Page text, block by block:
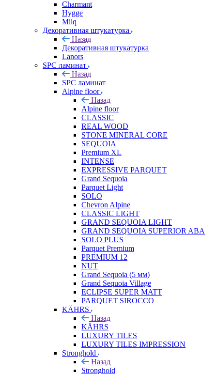
Charmant
Hygge
Milq
Декоративная штукатурка
Назад
Декоративная штукатурка
Lanors
SPC ламинат
Назад
SPC ламинат
Alpine floor
Назад
Alpine floor
CLASSIC
REAL WOOD
STONE MINERAL CORE
SEQUOIA
Premium XL
INTENSE
EXPRESSIVE PARQUET
Grand Sequoia
Parquet Light
SOLO
Chevron Alpine
CLASSIC LIGHT
GRAND SEQUOIA LIGHT
GRAND SEQUOIA SUPERIOR ABA
SOLO PLUS
Parquet Premium
PREMIUM 12
NUT
Grand Sequoia (5 мм)
Grand Sequoia Village
ECLIPSE SUPER MATT
PARQUET SIROCCO
KÄHRS
Назад
KÄHRS
LUXURY TILES
LUXURY TILES IMPRESSION
Stronghold
Назад
Stronghold